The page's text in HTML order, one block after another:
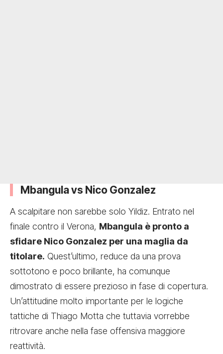
Mbangula vs Nico Gonzalez
A scalpitare non sarebbe solo Yildiz. Entrato nel
finale contro il Verona, Mbangula è pronto a
sfidare Nico Gonzalez per una maglia da
titolare. Quest’ultimo, reduce da una prova
sottotono e poco brillante, ha comunque
dimostrato di essere prezioso in fase di copertura.
Un’attitudine molto importante per le logiche
tattiche di Thiago Motta che tuttavia vorrebbe
ritrovare anche nella fase offensiva maggiore
reattività.